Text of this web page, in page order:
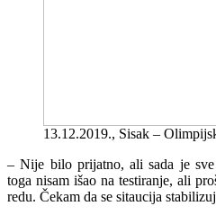
13.12.2019., Sisak –
– Nije bilo prijatno, ali sada je
toga nisam išao na testiranje, ali
redu. Čekam da se sitaucija